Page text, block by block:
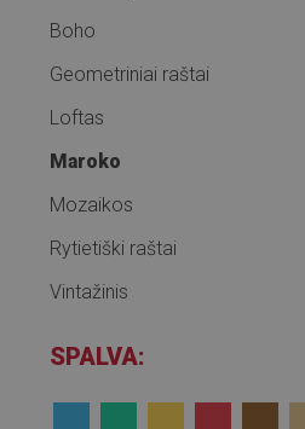
Boho
Geometriniai raštai
Loftas
Maroko
Mozaikos
Rytietiški raštai
Vintažinis
SPALVA: